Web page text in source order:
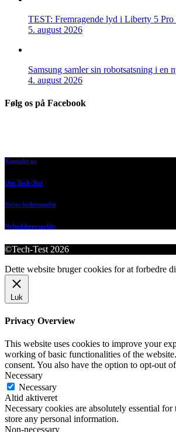
TEST: Fremragende lyd i Liberty 5
5. august 2026
Samsung samler sin robotsatsning i en
4. august 2026
Følg os på Facebook
Kontakt os
Om Tech-Test
Vores bedømmelse
Nyhedsbrevsarkiv
©Tech-Test 2026
Dette website bruger cookies for at forbedre
Luk
Privacy Overview
This website uses cookies to improve your
working of basic functionalities of the
consent. You also have the option to opt-out
Necessary
Necessary
Altid aktiveret
Necessary cookies are absolutely essential
store any personal information.
Non-necessary